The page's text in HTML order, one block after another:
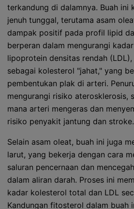
terkandung di dalamnya. Buah ini
jenuh tunggal, terutama asam
dampak positif pada profil lipid
berperan dalam mengurangi
lipoprotein densitas rendah
sebagai kolesterol "jahat," yang
pembentukan plak di arteri.
mengurangi risiko aterosklerosis,
mana arteri mengeras dan
risiko penyakit jantung dan stroke.
Selain asam oleat, buah ini juga
larut, yang bekerja dengan cara
saluran pencernaan dan
dalam aliran darah. Proses ini
kadar kolesterol total dan LDL
Kandungan fitosterol dalam buah